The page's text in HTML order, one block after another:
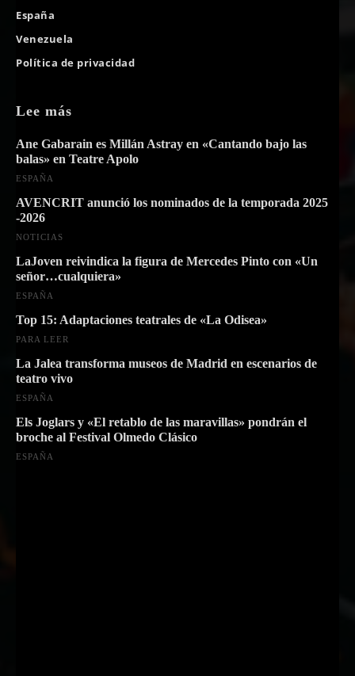
España
Venezuela
Política de privacidad
Lee más
Ane Gabarain es Millán Astray en «Cantando bajo las
balas» en Teatre Apolo
ESPAÑA
AVENCRIT anunció los nominados de la temporada 2025
-2026
NOTICIAS
LaJoven reivindica la figura de Mercedes Pinto con «Un
señor…cualquiera»
ESPAÑA
Top 15: Adaptaciones teatrales de «La Odisea»
PARA LEER
La Jalea transforma museos de Madrid en escenarios de
teatro vivo
ESPAÑA
Els Joglars y «El retablo de las maravillas» pondrán el
broche al Festival Olmedo Clásico
ESPAÑA